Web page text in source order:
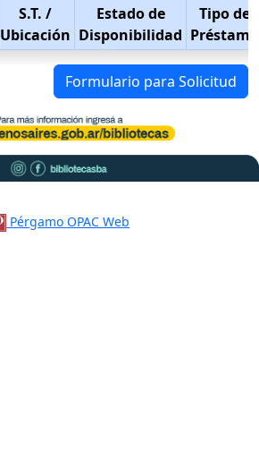
S.T. /
Ubicación
Estado de
Disponibilidad
Tipo de
Préstamo
Formulario para Solicitud
Pérgamo OPAC Web